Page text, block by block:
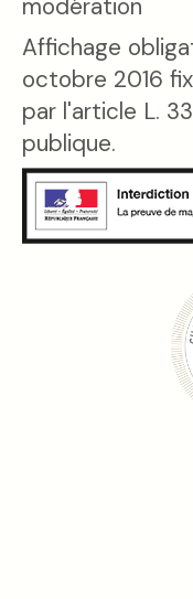
Affichage
octobre 2016
par l'article L.
publique.